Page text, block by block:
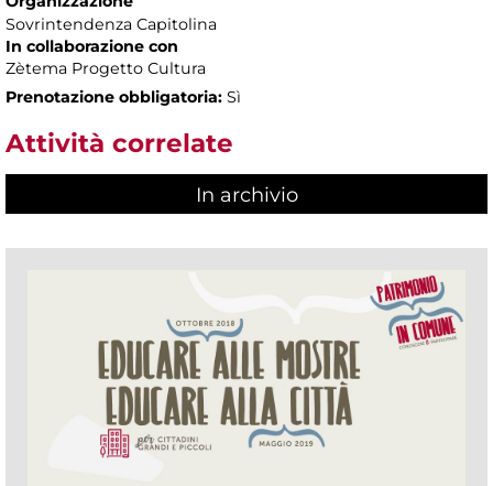
Sovrintendenza Capitolina
In collaborazione con
Zètema Progetto Cultura
Prenotazione obbligatoria: Sì
Attività correlate
In archivio